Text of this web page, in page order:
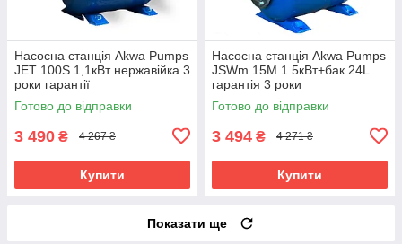
Насосна станція Akwa Pumps
JET 100S 1,1кВт нержавійка 3
роки гарантії
Готово до відправки
3 490 ₴ 4 267 ₴
Купити
Насосна станція Akwa Pumps
JSWm 15M 1.5кВт+бак 24L
гарантія 3 роки
Готово до відправки
3 494 ₴ 4 271 ₴
Купити
Показати ще